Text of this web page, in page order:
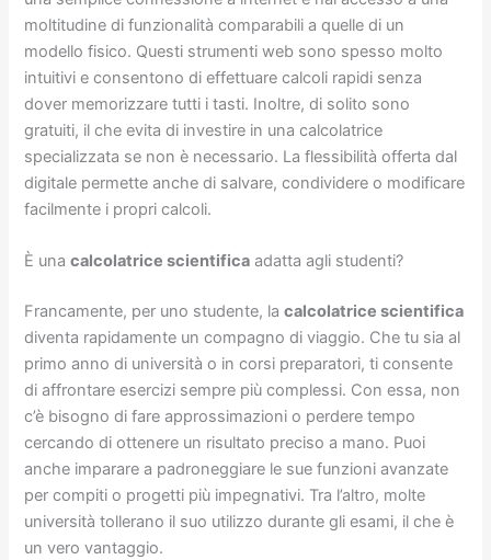
moltitudine di funzionalità comparabili a quelle di un
modello fisico. Questi strumenti web sono spesso molto
intuitivi e consentono di effettuare calcoli rapidi senza
dover memorizzare tutti i tasti. Inoltre, di solito sono
gratuiti, il che evita di investire in una calcolatrice
specializzata se non è necessario. La flessibilità offerta dal
digitale permette anche di salvare, condividere o modificare
facilmente i propri calcoli.
È unacalcolatrice scientifica adatta agli studenti?
Francamente, per uno studente, lacalcolatrice scientifica
diventa rapidamente un compagno di viaggio. Che tu sia al
primo anno di università o in corsi preparatori, ti consente
di affrontare esercizi sempre più complessi. Con essa, non
c’è bisogno di fare approssimazioni o perdere tempo
cercando di ottenere un risultato preciso a mano. Puoi
anche imparare a padroneggiare le sue funzioni avanzate
per compiti o progetti più impegnativi. Tra l’altro, molte
università tollerano il suo utilizzo durante gli esami, il che è
un vero vantaggio.